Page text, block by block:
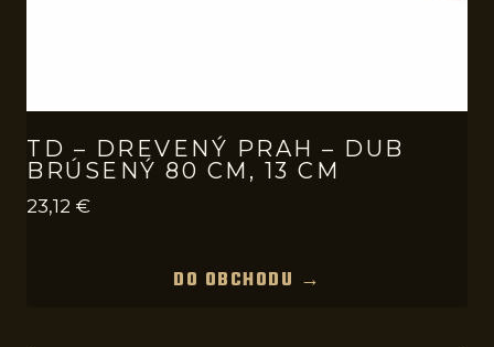
TD – DREVENÝ PRAH – DUB
BRÚSENÝ 80 CM, 13 CM
23,12 €
DO OBCHODU →